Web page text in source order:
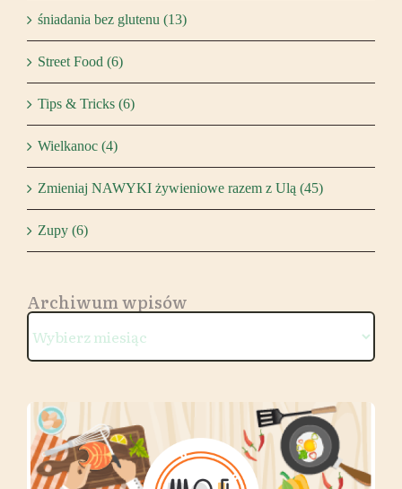
śniadania bez glutenu (13)
Street Food (6)
Tips & Tricks (6)
Wielkanoc (4)
Zmieniaj NAWYKI żywieniowe razem z Ulą (45)
Zupy (6)
Archiwum wpisów
wpisów